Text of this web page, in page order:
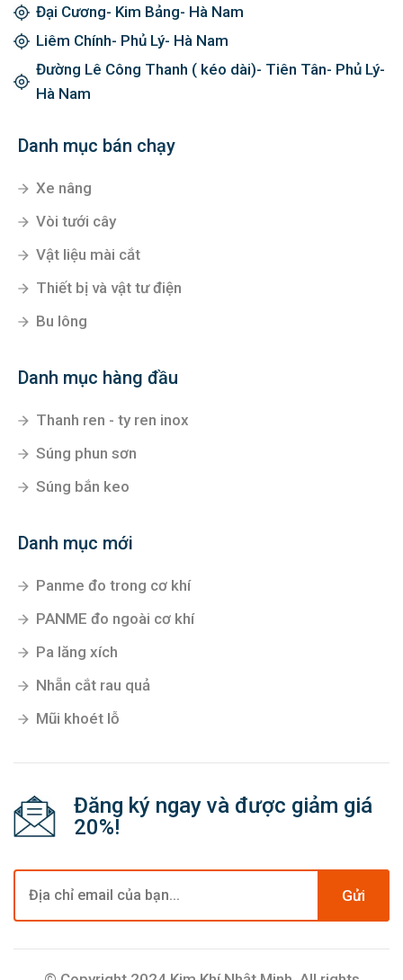
Đại Cương- Kim Bảng- Hà Nam
Liêm Chính- Phủ Lý- Hà Nam
Đường Lê Công Thanh ( kéo dài)- Tiên Tân- Phủ Lý-
Hà Nam
Danh mục bán chạy
Xe nâng
Vòi tưới cây
Vật liệu mài cắt
Thiết bị và vật tư điện
Bu lông
Danh mục hàng đầu
Thanh ren - ty ren inox
Súng phun sơn
Súng bắn keo
Danh mục mới
Panme đo trong cơ khí
PANME đo ngoài cơ khí
Pa lăng xích
Nhẵn cắt rau quả
Mũi khoét lỗ
Đăng ký ngay và được giảm giá
20%!
Gửi